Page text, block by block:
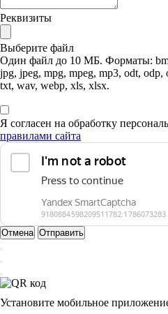
Реквизиты
Выберите файл
Один файл до 10 МБ. Форматы:
jpg, jpeg, mpg, mpeg, mp3, odt,
txt, wav, webp, xls, xlsx.
Я согласен на обработку
правилами сайта
Отмена Отправить
Установите мобильное